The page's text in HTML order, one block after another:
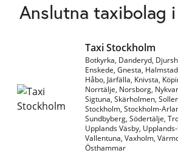
Anslutna taxibolag
Taxi Stockholm
Botkyrka, Danderyd,
Enskede, Gnesta,
Håbo, Järfälla, Knivsta,
Norrtälje, Norsborg,
Sigtuna, Skärholmen,
Stockholm, Stockholm-
Sundbyberg, Södertälje,
Upplands Väsby,
Vallentuna, Vaxholm,
Östhammar